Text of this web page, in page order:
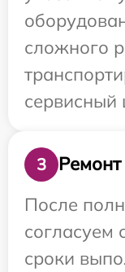
сложного
сервисный
3
Ремонт
После
согласуем
сроки